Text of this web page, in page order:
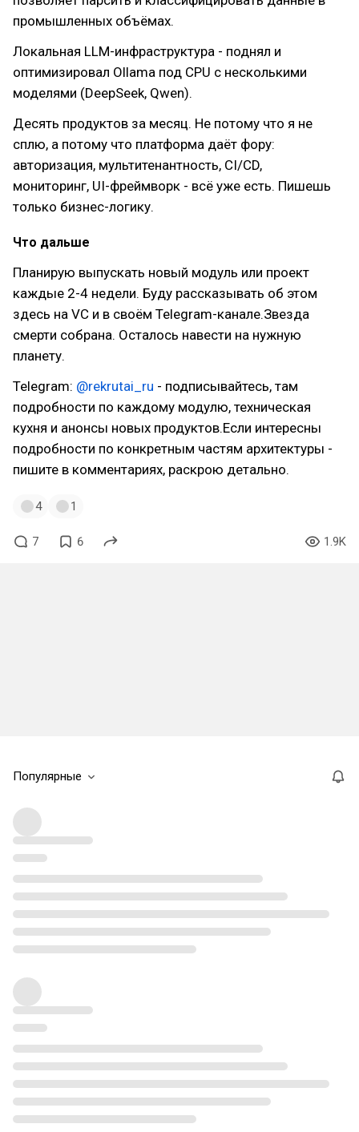
промышленных объёмах.
Локальная LLM-инфраструктура - поднял и
оптимизировал Ollama под CPU с несколькими
моделями (DeepSeek, Qwen).
Десять продуктов за месяц. Не потому что я не
сплю, а потому что платформа даёт фору:
авторизация, мультитенантность, CI/CD,
мониторинг, UI-фреймворк - всё уже есть. Пишешь
только бизнес-логику.
Что дальше
Планирую выпускать новый модуль или проект
каждые 2-4 недели. Буду рассказывать об этом
здесь на VC и в своём Telegram-канале.Звезда
смерти собрана. Осталось навести на нужную
планету.
Telegram: @rekrutai_ru - подписывайтесь, там
подробности по каждому модулю, техническая
кухня и анонсы новых продуктов.Если интересны
подробности по конкретным частям архитектуры -
пишите в комментариях, раскрою детально.
4 1
7 6 1.9K
Популярные